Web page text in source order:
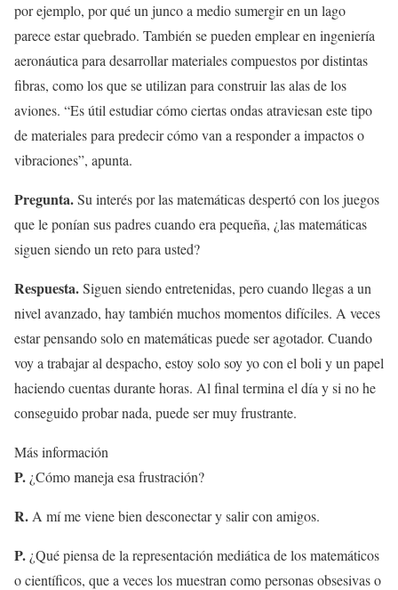
por ejemplo, por qué un junco a medio sumergir en un lago
parece estar quebrado. También se pueden emplear en ingeniería
aeronáutica para desarrollar materiales compuestos por distintas
fibras, como los que se utilizan para construir las alas de los
aviones. “Es útil estudiar cómo ciertas ondas atraviesan este tipo
de materiales para predecir cómo van a responder a impactos o
vibraciones”, apunta.
Pregunta.Su interés por las matemáticas despertó con los juegos
que le ponían sus padres cuando era pequeña, ¿las matemáticas
siguen siendo un reto para usted?
Respuesta.Siguen siendo entretenidas, pero cuando llegas a un
nivel avanzado, hay también muchos momentos difíciles. A veces
estar pensando solo en matemáticas puede ser agotador. Cuando
voy a trabajar al despacho, estoy solo soy yo con el boli y un papel
haciendo cuentas durante horas. Al final termina el día y si no he
conseguido probar nada, puede ser muy frustrante.
Más información
P. ¿Cómo maneja esa frustración?
R. A mí me viene bien desconectar y salir con amigos.
P. ¿Qué piensa de la representación mediática de los matemáticos
o científicos, que a veces los muestran como personas obsesivas o